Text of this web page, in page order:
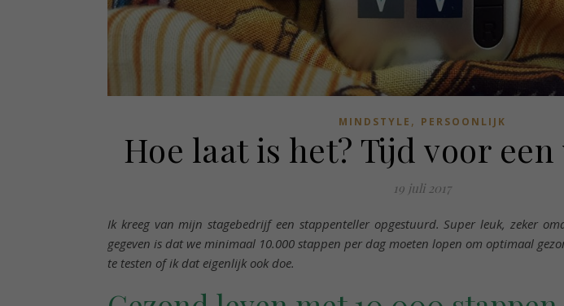
MINDSTYLE , PERSOONLIJK
Hoe laat is het? Tijd voor
19 juli 2017
Ik kreeg van mijn stagebedrijf een stappenteller opgestuurd. Super leuk, zeker
gegeven is dat we minimaal 10.000 stappen per dag moeten lopen om optimaal
te testen of ik dat eigenlijk ook doe.